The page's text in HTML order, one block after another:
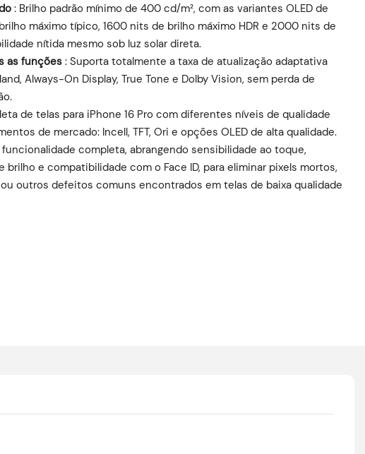
: Brilho padrão mínimo de 400 cd/m², com as variantes OLED de
máximo típico, 1600 nits de brilho máximo HDR e 2000 nits de
nítida mesmo sob luz solar direta.
as funções: Suporta totalmente a taxa de atualização adaptativa
Always-On Display, True Tone e Dolby Vision, sem perda de
de telas para iPhone 16 Pro com diferentes níveis de qualidade
de mercado: Incell, TFT, Ori e opções OLED de alta qualidade.
completa, abrangendo sensibilidade ao toque,
e compatibilidade com o Face ID, para eliminar pixels mortos,
outros defeitos comuns encontrados em telas de baixa qualidade